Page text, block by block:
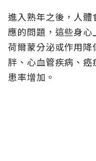
進入熟年之後，人
應的問題，這些身心
荷爾蒙分泌或作用
胖、心血管疾病、
患率增加。